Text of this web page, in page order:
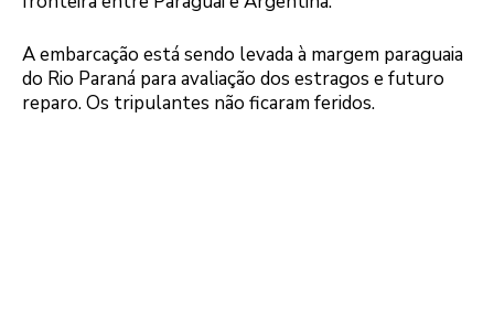
A embarcação está sendo levada à margem paraguaia
do Rio Paraná para avaliação dos estragos e futuro
reparo. Os tripulantes não ficaram feridos.